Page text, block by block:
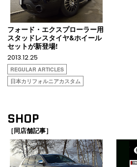
フォード・エクスプローラー用
スタッドレスタイヤ&ホイール
セットが新登場!
2013.12.25
REGULAR ARTICLES
日本カリフォルニアカスタム
SHOP
［同店舗記事］